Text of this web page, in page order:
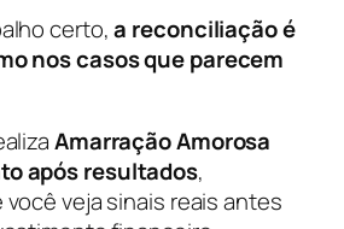
certo,a reconciliação é
nos casos que parecem
Amarração Amorosa
após resultados,
veja sinais reais antes